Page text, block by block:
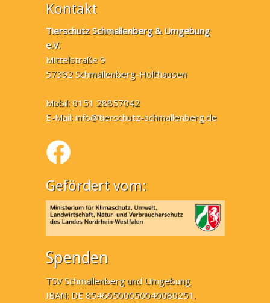
Kontakt
Tierschutz Schmallenberg & Umgebung
e.V.
Mittelstraße 9
57392 Schmallenberg-Holthausen
Mobil: 0151 28857042
E-Mail:info@tierschutz-schmallenberg.de
Gefördert vom:
Spenden
TSV Schmallenberg und Umgebung
IBAN: DE 85466500050040080251.